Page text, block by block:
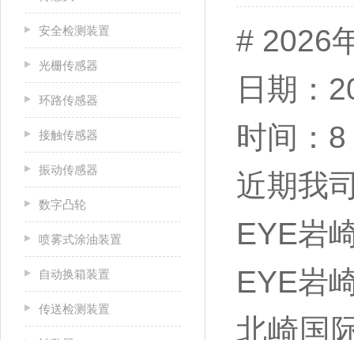
安全检测装置
光栅传感器
环路传感器
接触传感器
振动传感器
数字凸轮
喷雾式涂油装置
自动换箱装置
传送检测装置
# 2026
日期：
时间：
近期我
EYE岩
EYE岩
北崎国